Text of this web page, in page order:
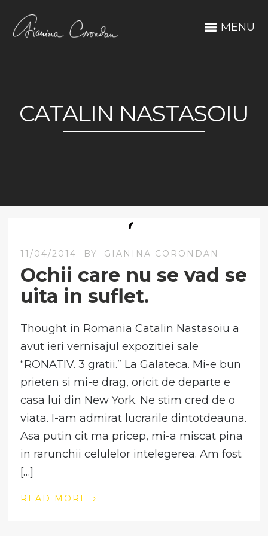
MENU
CATALIN NASTASOIU
11/04/2014 BY GIANINA CORONDAN
Ochii care nu se vad se
uita in suflet.
Thought in Romania Catalin Nastasoiu a
avut ieri vernisajul expozitiei sale
“RONATIV. 3 gratii.” La Galateca. Mi-e bun
prieten si mi-e drag, oricit de departe e
casa lui din New York. Ne stim cred de o
viata. I-am admirat lucrarile dintotdeauna.
Asa putin cit ma pricep, mi-a miscat pina
in rarunchii celulelor intelegerea. Am fost
[…]
READ MORE ›